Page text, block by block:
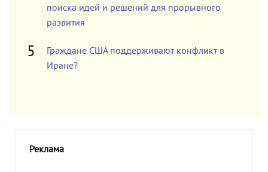
поиска идей и решений для прорывного
развития
Граждане США поддерживают конфликт в
Иране?
Реклама